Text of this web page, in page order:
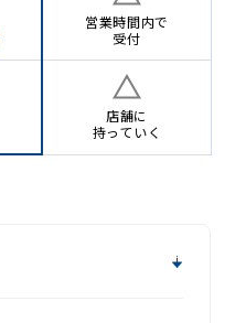
営業時間内で
受付
店舗に
持っていく